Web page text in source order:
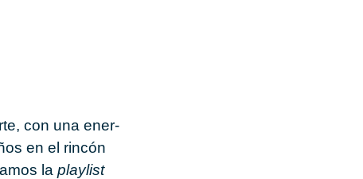
con una ener­
en el rin­cón
la play­list